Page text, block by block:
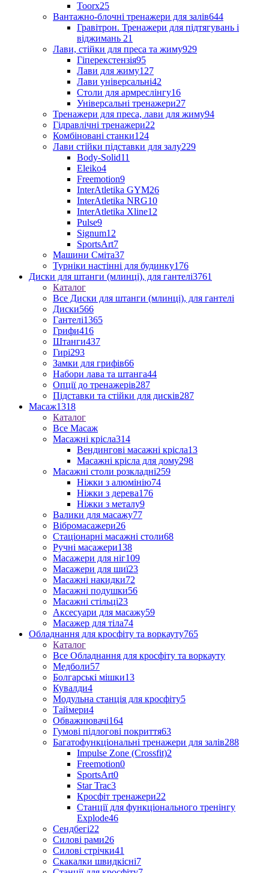
Toorx25
Вантажно-блочні тренажери для залів644
Гравітрон. Тренажери для підтягувань і
віджимань 21
Лави, стійки для преса та жиму929
Гіперекстензія95
Лави для жиму127
Лави універсальні42
Столи для армреслінгу16
Універсальні тренажери27
Тренажери для преса, лави для жиму94
Гідравлічні тренажери22
Комбіновані станки124
Лави стійки підставки для залу229
Body-Solid11
Eleiko4
Freemotion9
InterAtletika GYM26
InterAtletika NRG10
InterAtletika Xline12
Pulse9
Signum12
SportsArt7
Машини Сміта37
Турніки настінні для будинку176
Диски для штанги (млинці), для гантелі3761
Каталог
Все Диски для штанги (млинці), для гантелі
Диски566
Гантелі1365
Грифи416
Штанги437
Гирі293
Замки для грифів66
Набори лава та штанга44
Опції до тренажерів287
Підставки та стійки для дисків287
Масаж1318
Каталог
Все Масаж
Масажні крісла314
Вендингові масажні крісла13
Масажні крісла для дому298
Масажні столи розкладні259
Ніжки з алюмінію74
Ніжки з дерева176
Ніжки з металу9
Валики для масажу77
Вібромасажери26
Стаціонарні масажні столи68
Ручні масажери138
Масажери для ніг109
Масажери для шиї23
Масажні накидки72
Масажні подушки56
Масажні стільці23
Аксесуари для масажу59
Масажер для тіла74
Обладнання для кросфіту та воркауту765
Каталог
Все Обладнання для кросфіту та воркауту
Медболи57
Болгарські мішки13
Кувалди4
Модульна станція для кросфіту5
Таймери4
Обважнювачі164
Гумові підлогові покриття63
Багатофункціональні тренажери для залів288
Impulse Zone (Crossfit)2
Freemotion0
SportsArt0
Star Trac3
Кросфіт тренажери22
Станції для функціонального тренінгу
Explode46
Сендбегі22
Силові рами26
Силові стрічки41
Скакалки швидкісні7